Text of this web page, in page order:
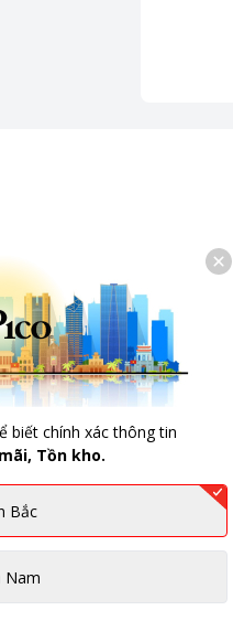
biết chính xác thông tin
Tồn kho.
Bắc
Nam